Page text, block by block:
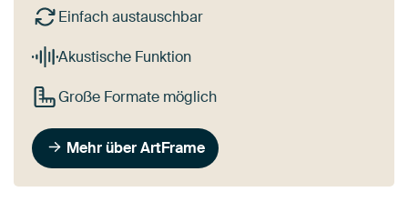
Einfach austauschbar
Akustische Funktion
Große Formate möglich
Mehr über ArtFrame